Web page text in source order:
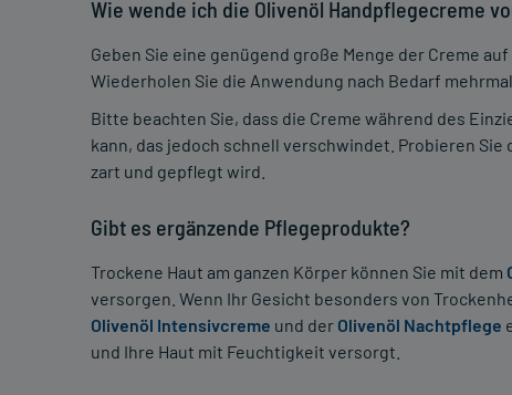
Wie wende ich die Olivenöl Handpflegecreme
Geben Sie eine genügend große Menge der Creme
Wiederholen Sie die Anwendung nach Bedarf
Bitte beachten Sie, dass die Creme während des
kann, das jedoch schnell verschwindet. Probieren
zart und gepflegt wird.
Gibt es ergänzende Pflegeprodukte?
Trockene Haut am ganzen Körper können Sie mit dem
versorgen. Wenn Ihr Gesicht besonders von
Olivenöl Intensivcreme und der Olivenöl Nachtpflege
und Ihre Haut mit Feuchtigkeit versorgt.